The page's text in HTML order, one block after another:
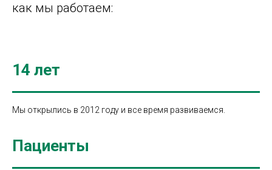
как мы работаем:
14 лет
Мы открылись в 2012 году и все время развиваемся.
Пациенты